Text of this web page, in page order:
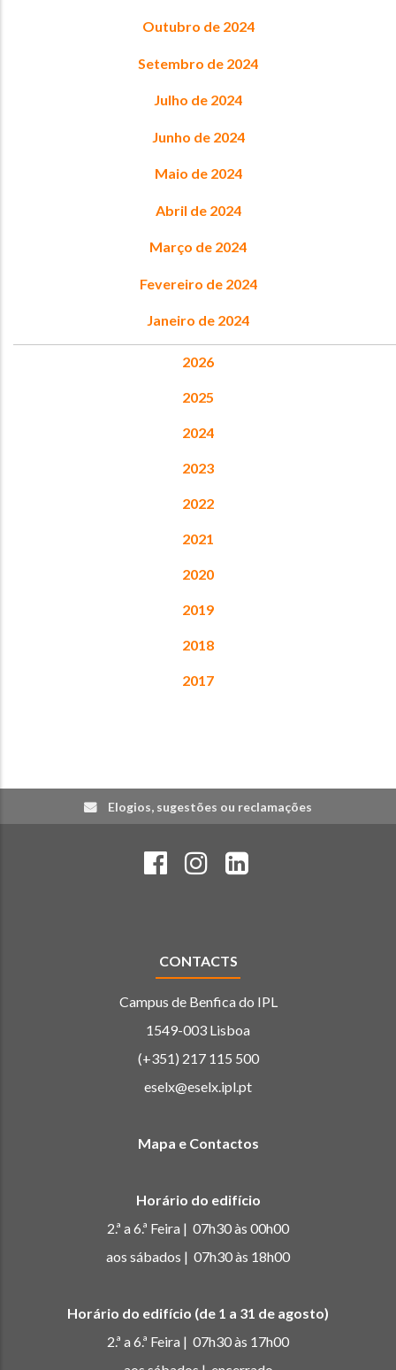
Outubro de 2024
Setembro de 2024
Julho de 2024
Junho de 2024
Maio de 2024
Abril de 2024
Março de 2024
Fevereiro de 2024
Janeiro de 2024
2026
2025
2024
2023
2022
2021
2020
2019
2018
2017
Elogios, sugestões ou reclamações
CONTACTS
Campus de Benfica do IPL
1549-003 Lisboa
(+351) 217 115 500
eselx@eselx.ipl.pt
Mapa e Contactos
Horário do edifício
2.ª a 6.ª Feira | 07h30 às 00h00
aos sábados | 07h30 às 18h00
Horário do edifício (de 1 a 31 de agosto)
2.ª a 6.ª Feira | 07h30 às 17h00